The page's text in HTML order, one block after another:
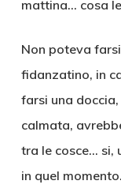
mattina… cosa
Non poteva
fidanzatino, in
farsi una
calmata,
tra le cosce… si,
in quel momento.